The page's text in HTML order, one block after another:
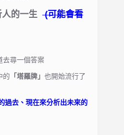
的一生 (可能會看
去尋一個答案
的 「塔羅牌」 也開始流行了
過去、現在來分析出未來的